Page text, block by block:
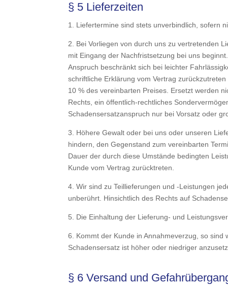
§ 5 Lieferzeiten
1. Liefertermine sind stets unverbindlich, sofern
2. Bei Vorliegen von durch uns zu vertretenden
mit Eingang der Nachfristsetzung bei uns
Anspruch beschränkt sich bei leichter
schriftliche Erklärung vom Vertrag
10 % des vereinbarten Preises. Ersetzt werden
Rechts, ein öffentlich-rechtliches
Schadensersatzanspruch nur bei Vorsatz oder
3. Höhere Gewalt oder bei uns oder unseren
hindern, den Gegenstand zum vereinbarten
Dauer der durch diese Umstände bedingten
Kunde vom Vertrag zurücktreten.
4. Wir sind zu Teillieferungen und -Leistungen
unberührt. Hinsichtlich des Rechts auf
5. Die Einhaltung der Lieferung- und
6. Kommt der Kunde in Annahmeverzug, so
Schadensersatz ist höher oder niedriger
§ 6 Versand und